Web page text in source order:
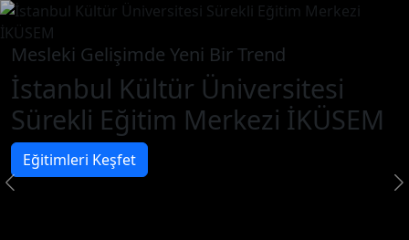
Mesleki Gelişimde Yeni Bir Trend
İstanbul Kültür Üniversitesi
Sürekli Eğitim Merkezi İKÜSEM
Eğitimleri Keşfet